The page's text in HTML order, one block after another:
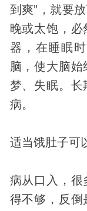
到爽”，就要
晚或太饱，
器，在睡眠
脑，使大脑
梦、失眠。长
病。
适当饿肚子可
病从口入，很
得不够，反倒